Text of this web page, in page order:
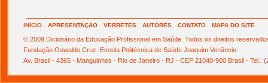
INÍCIO APRESENTAÇÃO VERBETES AUTORES CONTATO MAPA DO SITE
© 2009 Dicionário da Educação Profissional em Saúde. Todos os direitos
Fundação Oswaldo Cruz. Escola Politécnica de Saúde Joaquim Venâncio.
Av. Brasil - 4365 - Manguinhos - Rio de Janeiro - RJ - CEP 21040-900 Brasil - Tel.: